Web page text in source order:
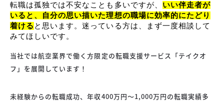
転職は孤独では不安なことも多いですが、 いい伴走者が
いると、自分の思い描いた理想の職場に効率的にたどり
着ける と思います。迷っている方は、まず一度相談して
みてほしいです。
当社では航空業界で働く方限定の転職支援サービス「テイクオ
フ」を展開しています！
未経験からの転職成功、年収400万円～1,000万円の転職実績多